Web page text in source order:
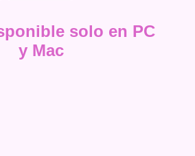
solo en PC
y Mac